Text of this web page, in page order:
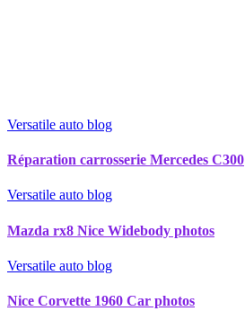
Versatile auto blog
Réparation carrosserie Mercedes C300
Versatile auto blog
Mazda rx8 Nice Widebody photos
Versatile auto blog
Nice Corvette 1960 Car photos